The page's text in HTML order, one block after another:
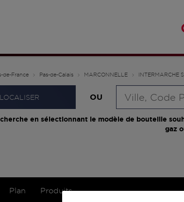
de-France Pas-de-Calais MARCONNELLE INTERMARCHE
OU
en sélectionnant le modèle de bouteille
gaz
Plan Produits